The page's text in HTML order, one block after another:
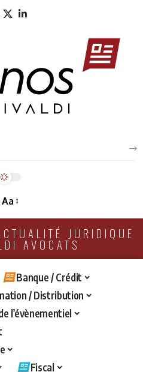
Aa
JURIDIQUE
AVOCATS
Banque / Crédit
/ Distribution
l’évènementiel
Fiscal